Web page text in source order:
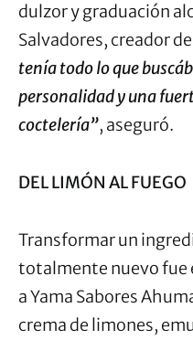
dulzor y graduación
Salvadores, creador
tenía todo lo que
personalidad y una
coctelería”, aseguró.
DEL LIMÓN AL FUEGO
Transformar un
totalmente nuevo fue
a Yama Sabores
crema de limones,